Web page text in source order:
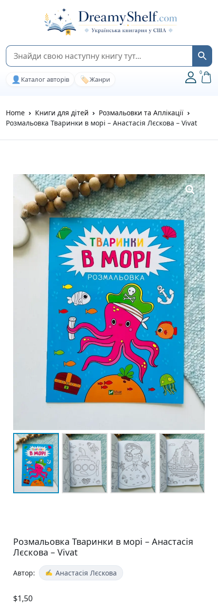
👤 Каталог авторів 🏷️Жанри
0
Home Книги для дітей
Розмальовки та Аплікації
Розмальовка Тваринки в морі – Анастасія Лєскова – Vivat
Розмальовка Тваринки в морі – Анастасія
Лєскова – Vivat
Автор: Анастасія Лєскова
$1,50